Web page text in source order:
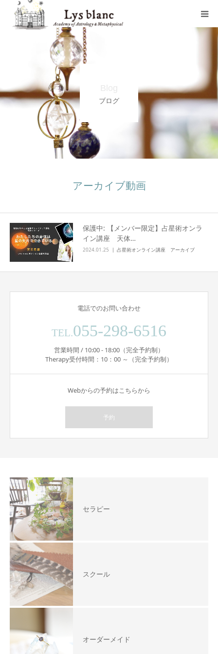
ブログ
アーカイブ動画
保護中: 【メンバー限定】占星術オンラ
イン講座 天体…
2024.01.25 占星術オンライン講座 アーカイブ
電話でのお問い合わせ
TEL.055-298-6516
営業時間 / 10:00 - 18:00（完全予約制）
Therapy受付時間：10：00 ～（完全予約制）
Webからの予約はこちらから
予約
セラピー
スクール
オーダーメイド
プロフィール
メニュー
ウェブショップ
店舗案内